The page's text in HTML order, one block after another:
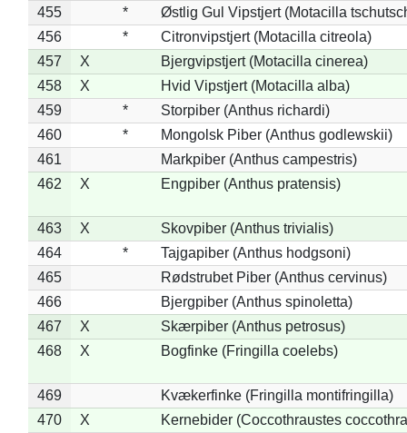
455 *
Østlig Gul Vipstjert (Motacilla
456
*
Citronvipstjert (Motacilla citreola)
457
X
Bjergvipstjert (Motacilla cinerea)
458
X
Hvid Vipstjert (Motacilla alba)
459
*
Storpiber (Anthus richardi)
460
*
Mongolsk Piber (Anthus godlewskii)
461
Markpiber (Anthus campestris)
462
X Engpiber (Anthus pratensis)
463 X
Skovpiber (Anthus trivialis)
464
*
Tajgapiber (Anthus hodgsoni)
465
Rødstrubet Piber (Anthus cervinus)
466
Bjergpiber (Anthus spinoletta)
467
X
Skærpiber (Anthus petrosus)
468
X Bogfinke (Fringilla coelebs)
469
Kvækerfinke (Fringilla montifringilla)
470
X
Kernebider (Coccothraustes